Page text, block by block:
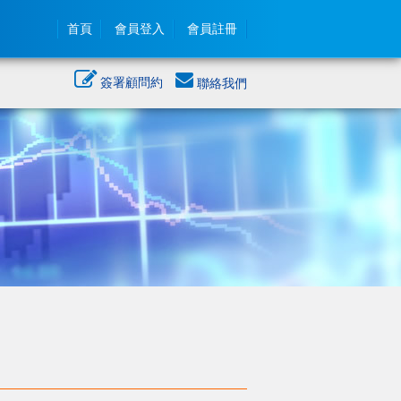
首頁 會員登入 會員註冊
簽署顧問約 聯絡我們